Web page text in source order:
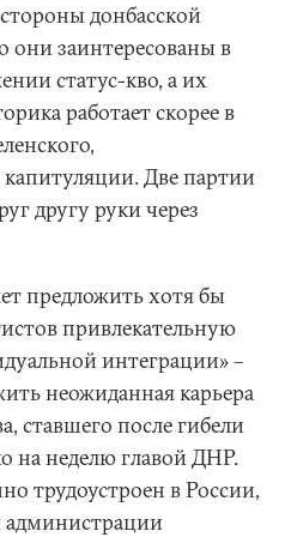
донбасской
они заинтересованы в
статус-кво, а их
работает скорее в
Две партии
другу руки через
предложить хотя бы
привлекательную
интеграции» –
неожиданная карьера
ставшего после гибели
на неделю главой ДНР.
трудоустроен в России,
администрации